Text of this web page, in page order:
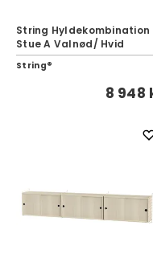
String Hyldekombination
Stue A Valnød/ Hvid
String®
8 948